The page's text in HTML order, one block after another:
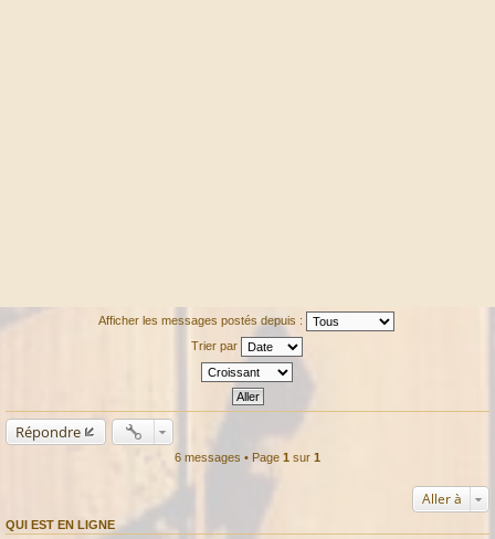
Afficher les messages postés depuis :
Trier par
Répondre
6 messages • Page 1 sur 1
Aller à
QUI EST EN LIGNE